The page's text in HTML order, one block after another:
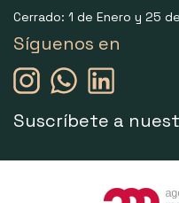
Cerrado: 1 de Enero y 25
Síguenos en
Suscríbete a